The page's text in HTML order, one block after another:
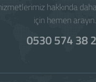
hakkında
için hemen arayın.
0530 574 38